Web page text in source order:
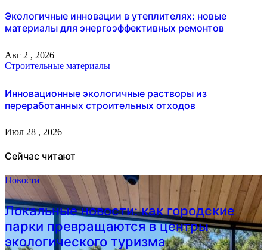
Экологичные инновации в утеплителях: новые
материалы для энергоэффективных ремонтов
Авг 2 , 2026
Строительные материалы
Инновационные экологичные растворы из
переработанных строительных отходов
Июл 28 , 2026
Сейчас читают
Новости
Локальные новости: как городские
парки превращаются в центры
экологического туризма